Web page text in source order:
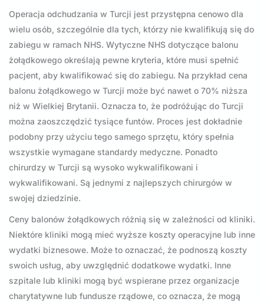
Operacja odchudzania w Turcji jest przystępna cenowo dla
wielu osób, szczególnie dla tych, którzy nie kwalifikują się do
zabiegu w ramach NHS. Wytyczne NHS dotyczące balonu
żołądkowego określają pewne kryteria, które musi spełnić
pacjent, aby kwalifikować się do zabiegu. Na przykład cena
balonu żołądkowego w Turcji może być nawet o 70% niższa
niż w Wielkiej Brytanii. Oznacza to, że podróżując do Turcji
można zaoszczędzić tysiące funtów. Proces jest dokładnie
podobny przy użyciu tego samego sprzętu, który spełnia
wszystkie wymagane standardy medyczne. Ponadto
chirurdzy w Turcji są wysoko wykwalifikowani i
wykwalifikowani. Są jednymi z najlepszych chirurgów w
swojej dziedzinie.
Ceny balonów żołądkowych różnią się w zależności od kliniki.
Niektóre kliniki mogą mieć wyższe koszty operacyjne lub inne
wydatki biznesowe. Może to oznaczać, że podnoszą koszty
swoich usług, aby uwzględnić dodatkowe wydatki. Inne
szpitale lub kliniki mogą być wspierane przez organizacje
charytatywne lub fundusze rządowe, co oznacza, że mogą